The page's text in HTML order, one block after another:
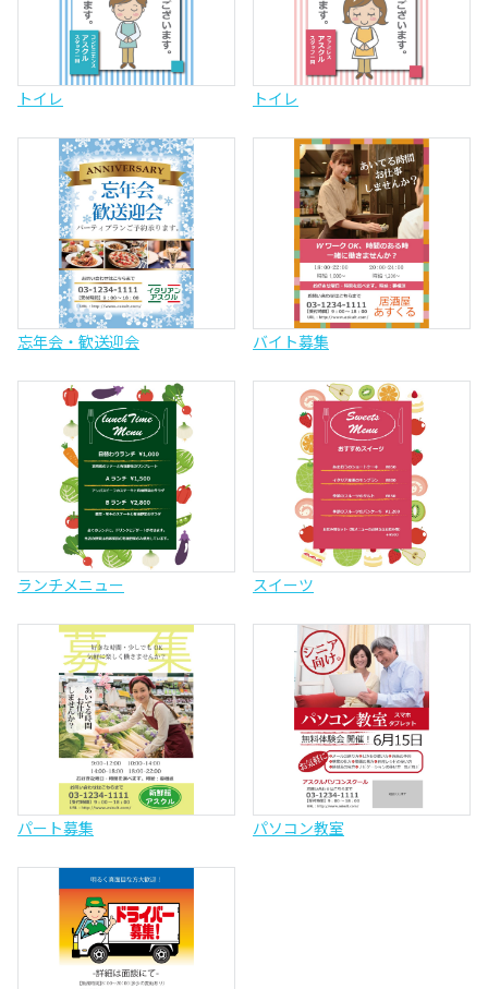
トイレ トイレ
忘年会・歓送迎会 バイト募集
ランチメニュー スイーツ
パート募集 パソコン教室